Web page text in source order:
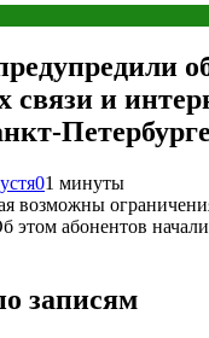
связи и
Петербурге
01 минуты
возможны
этом абонентов
записям